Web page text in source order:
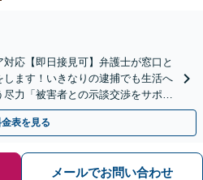
対応【即日接見可】弁護士が窓口と
ます！いきなりの逮捕でも生活へ
力「被害者との示談交渉をサポー
表を見る
メールでお問い合わせ